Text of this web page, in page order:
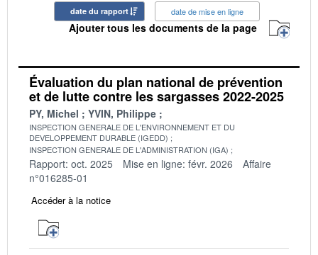
date du rapport date de mise en ligne
Ajouter tous les documents de la page
Évaluation du plan national de prévention
et de lutte contre les sargasses 2022-2025
PY, Michel YVIN, Philippe
INSPECTION GENERALE DE L'ENVIRONNEMENT ET DU
DEVELOPPEMENT DURABLE (IGEDD)
INSPECTION GENERALE DE L'ADMINISTRATION (IGA)
Rapport: oct. 2025 Mise en ligne: févr. 2026
Affaire
n°016285-01
Accéder à la notice